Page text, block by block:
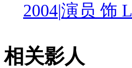
2004|演员 饰 L
相关影人